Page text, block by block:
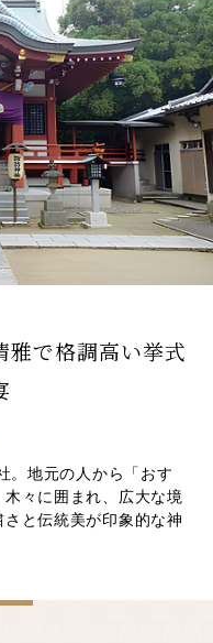
ト
雅で格調高い挙式
。地元の人から「おす
々に囲まれ、広大な境
と伝統美が印象的な神